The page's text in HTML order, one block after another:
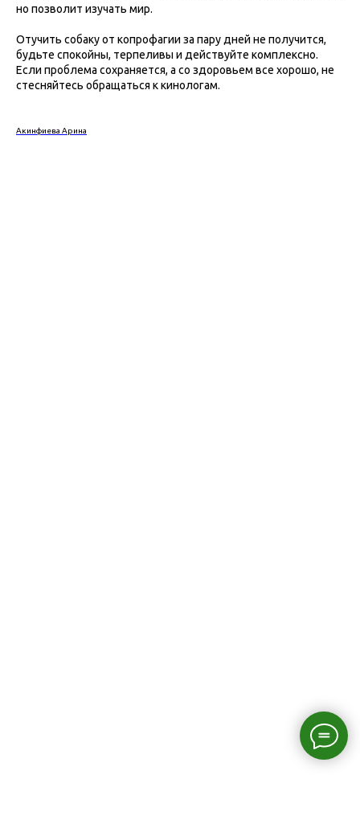
но позволит изучать мир.
Отучить собаку от копрофагии за пару дней не получится,
будьте спокойны, терпеливы и действуйте комплексно.
Если проблема сохраняется, а со здоровьем все хорошо, не
стесняйтесь обращаться к кинологам.
Акинфиева Арина